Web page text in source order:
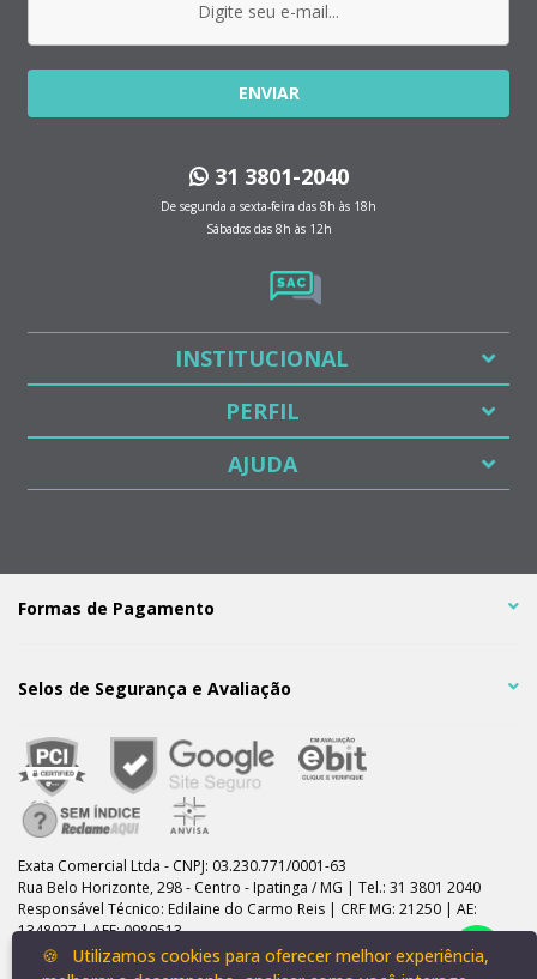
🍪
Utilizamos cookies para oferecer melhor experiência,
ENVIAR
31 3801-2040
De segunda a sexta-feira das 8h às 18h
Sábados das 8h às 12h
INSTITUCIONAL
PERFIL
AJUDA
Formas de Pagamento
Selos de Segurança e Avaliação
Exata Comercial Ltda - CNPJ: 03.230.771/0001-63
Rua Belo Horizonte, 298 - Centro - Ipatinga / MG | Tel.: 31 3801 2040
Responsável Técnico: Edilaine do Carmo Reis | CRF MG: 21250 | AE:
1348027 | AFE: 0980513
Licença Sanitária: 007.007.2020/01280 | Certidão de Regularidade:
17.919